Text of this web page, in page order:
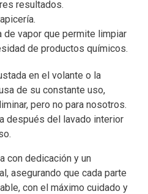
resultados.
de vapor que permite limpiar
de productos químicos.
en el volante o la
de su constante uso,
pero no para nosotros.
después del lavado interior
con dedicación y un
asegurando que cada parte
con el máximo cuidado y